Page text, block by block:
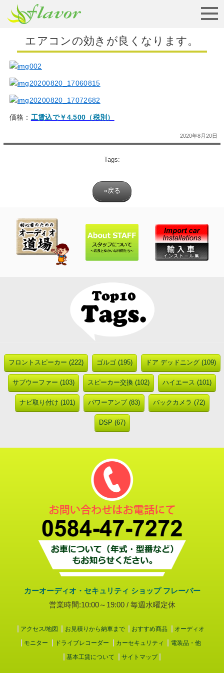
エアコンの効きが良くなります。
価格： 工賃込で￥4.500（税別）
2020年8月20日
Tags:
«戻る
フロントスピーカー (222) ゴルゴ (195) ドア デッドニング (109)
サブウーファー (103) スピーカー交換 (102) ハイエース (101)
ナビ取り付け (101) パワーアンプ (83) バックカメラ (72)
DSP (67)
カーオーディオ・セキュリティ ショップ フレーバー
営業時間:10:00～19:00 / 毎週水曜定休
アクセス/地図 お見積りから納車まで おすすめ商品
オーディオ
モニター
ドライブレコーダー カーセキュリティ
電装品・他
基本工賃について
サイトマップ